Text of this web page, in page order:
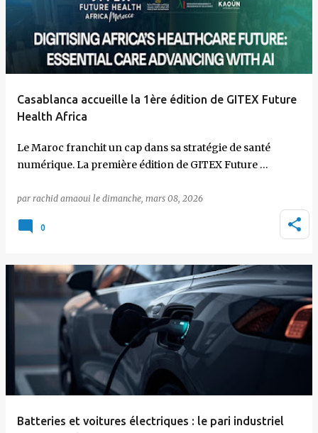
Casablanca accueille la 1ère édition de GITEX Future
Health Africa
Le Maroc franchit un cap dans sa stratégie de santé
numérique. La première édition de GITEX Future …
par rachid amaoui le dimanche, mars 08, 2026
0
Batteries et voitures électriques : le pari industriel